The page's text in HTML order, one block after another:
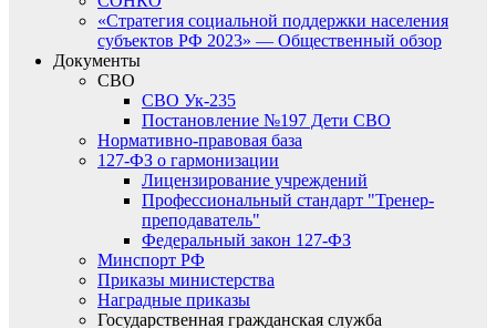
«Стратегия социальной поддержки населения
субъектов РФ 2023» — Общественный обзор
Документы
СВО
СВО Ук-235
Постановление №197 Дети СВО
Нормативно-правовая база
127-ФЗ о гармонизации
Лицензирование учреждений
Профессиональный стандарт "Тренер-
преподаватель"
Федеральный закон 127-ФЗ
Минспорт РФ
Приказы министерства
Наградные приказы
Государственная гражданская служба